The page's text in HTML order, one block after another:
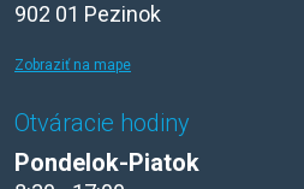
902 01 Pezinok
Zobraziť na mape
Otváracie hodiny
Pondelok-Piatok